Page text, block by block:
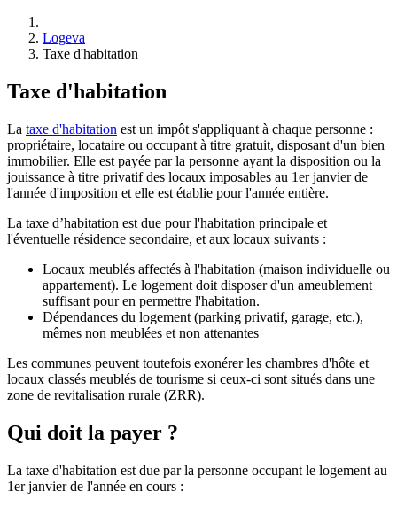
Logeva
Taxe d'habitation
Taxe d'habitation
La taxe d'habitation est un impôt s'appliquant à chaque personne :
propriétaire, locataire ou occupant à titre gratuit, disposant d'un bien
immobilier. Elle est payée par la personne ayant la disposition ou la
jouissance à titre privatif des locaux imposables au 1er janvier de
l'année d'imposition et elle est établie pour l'année entière.
La taxe d’habitation est due pour l'habitation principale et
l'éventuelle résidence secondaire, et aux locaux suivants :
Locaux meublés affectés à l'habitation (maison individuelle ou
appartement). Le logement doit disposer d'un ameublement
suffisant pour en permettre l'habitation.
Dépendances du logement (parking privatif, garage, etc.),
mêmes non meublées et non attenantes
Les communes peuvent toutefois exonérer les chambres d'hôte et
locaux classés meublés de tourisme si ceux-ci sont situés dans une
zone de revitalisation rurale (ZRR).
Qui doit la payer ?
La taxe d'habitation est due par la personne occupant le logement au
1er janvier de l'année en cours :